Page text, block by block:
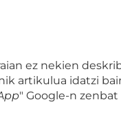
ez nekien
artikulua idatzi
" Google-n